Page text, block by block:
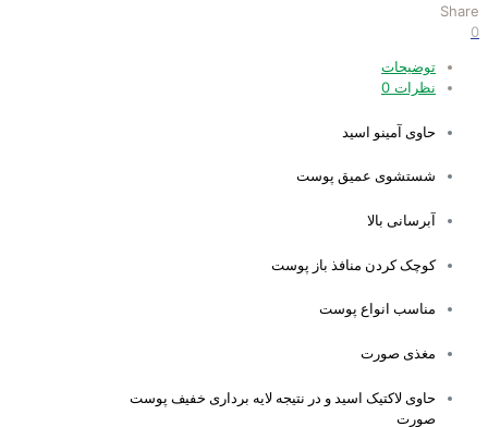
Share
0
توضیحات
نظرات 0
حاوی آمینو اسید
شستشوی عمیق پوست
آبرسانی بالا
کوچک کردن منافذ باز پوست
مناسب انواع پوست
مغذی صورت
حاوی لاکتیک اسید و در نتیجه لایه برداری خفیف پوست
صورت